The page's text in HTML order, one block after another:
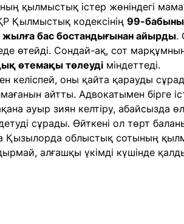
қылмыстық істер жөніндегі
Қылмыстық кодексінің 99-
жылға бас бостандығынан айырды.
өтейді. Сондай-ақ, сот
өтемақы төлеуді міндеттеді.
келіспей, оны қайта қарауды
айтты. Адвокатымен бірге
ауыр зиян келтіру, абайсызда
сұрады. Өйткені ол төрт
Қызылорда облыстық сотының
алғашқы үкімді күшінде